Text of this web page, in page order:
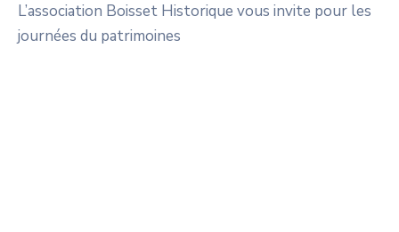
L’association Boisset Historique vous invite pour les
journées du patrimoines